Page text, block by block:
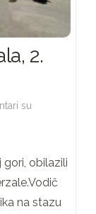
2.
su
gori, obilazili
na stazu